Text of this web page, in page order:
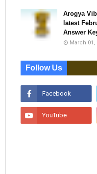
Arogya
latest
Answer
March 01,
Follow Us